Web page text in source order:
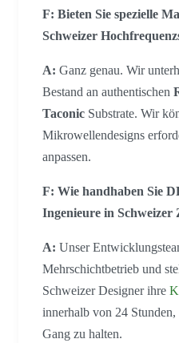
F: Bieten Sie spezielle
Schweizer
A: Ganz genau. Wir
Bestand an authentischen
Taconic Substrate. Wir
Mikrowellendesigns
anpassen.
F: Wie handhaben Sie
Ingenieure in Schweizer
A: Unser
Mehrschichtbetrieb und
Schweizer Designer ihre
innerhalb von 24
Gang zu halten.